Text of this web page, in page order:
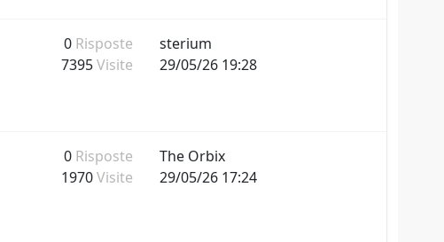
0 Risposte
7395Visite
sterium
29/05/26 19:28
0 Risposte
1970Visite
The Orbix
29/05/26 17:24